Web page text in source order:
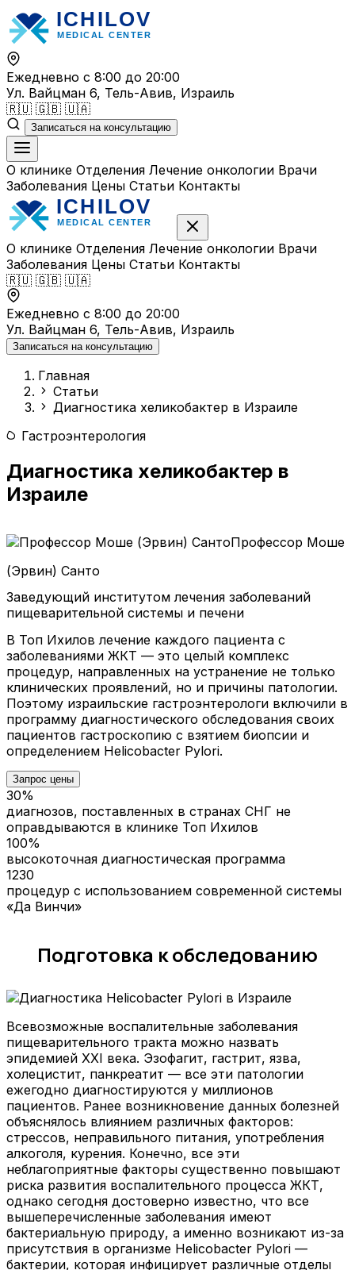
Перейти
к
содержимому
Ежедневно с 8:00 до 20:00
Ул. Вайцман 6, Тель-Авив, Израиль
🇷🇺 🇬🇧 🇺🇦
Записаться на консультацию
О клинике Отделения Лечение онкологии Врачи
Заболевания Цены Статьи Контакты
О клинике Отделения Лечение онкологии Врачи
Заболевания Цены Статьи Контакты
🇷🇺 🇬🇧 🇺🇦
Ежедневно с 8:00 до 20:00
Ул. Вайцман 6, Тель-Авив, Израиль
Записаться на консультацию
Главная
Статьи
Диагностика хеликобактер в Израиле
Гастроэнтерология
Диагностика хеликобактер в
Израиле
Профессор Моше
(Эрвин) Санто
Заведующий институтом лечения заболеваний
пищеварительной системы и печени
В Топ Ихилов лечение каждого пациента с
заболеваниями ЖКТ — это целый комплекс
процедур, направленных на устранение не только
клинических проявлений, но и причины патологии.
Поэтому израильские гастроэнтерологи включили в
программу диагностического обследования своих
пациентов гастроскопию с взятием биопсии и
определением Helicobacter Pylori.
Запрос цены
30%
диагнозов, поставленных в странах СНГ не
оправдываются в клинике Топ Ихилов
100%
высокоточная диагностическая программа
1230
процедур с использованием современной системы
«Да Винчи»
Подготовка к обследованию
Всевозможные воспалительные заболевания
пищеварительного тракта можно назвать
эпидемией XXI века. Эзофагит, гастрит, язва,
холецистит, панкреатит — все эти патологии
ежегодно диагностируются у миллионов
пациентов. Ранее возникновение данных болезней
объяснялось влиянием различных факторов:
стрессов, неправильного питания, употребления
алкоголя, курения. Конечно, все эти
неблагоприятные факторы существенно повышают
риска развития воспалительного процесса ЖКТ,
однако сегодня достоверно известно, что все
вышеперечисленные заболевания имеют
бактериальную природу, а именно возникают из-за
присутствия в организме Helicobacter Pylori —
бактерии, которая инфицирует различные отделы